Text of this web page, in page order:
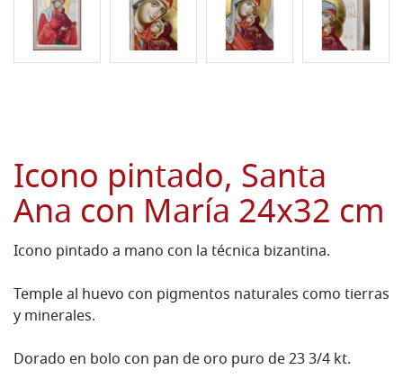
Icono pintado, Santa
Ana con María 24x32 cm
Icono pintado a mano con la técnica bizantina.
Temple al huevo con pigmentos naturales como tierras
y minerales.
Dorado en bolo con pan de oro puro de 23 3/4 kt.